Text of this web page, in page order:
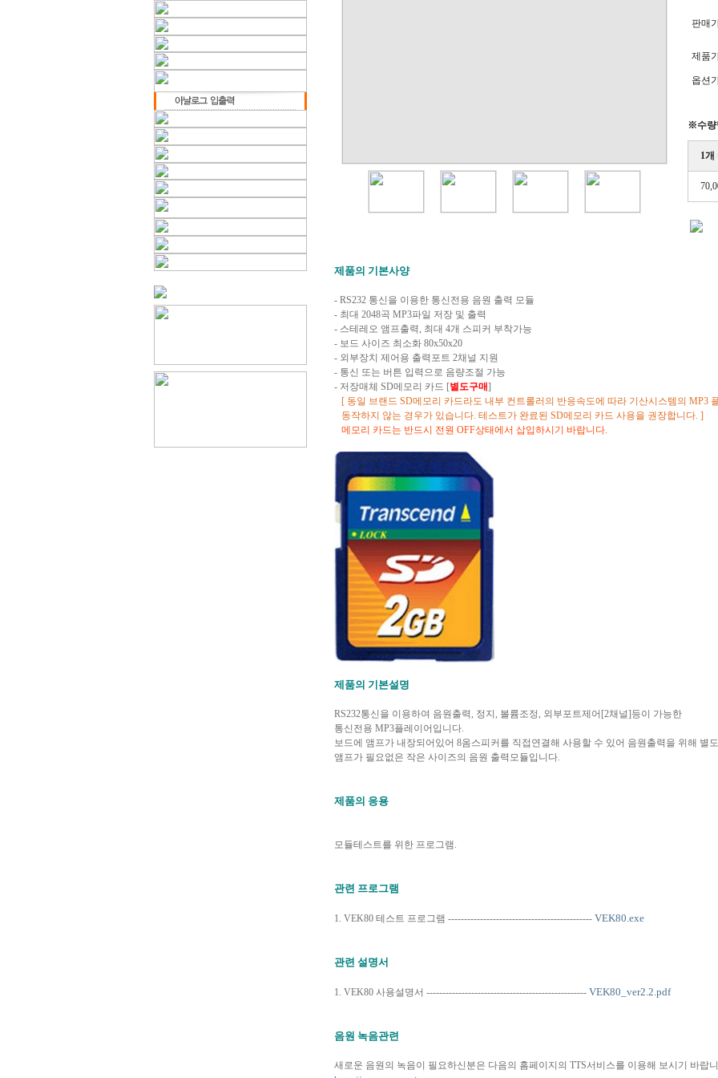
판매
제품
옵션
※수량
1개
제품의 기본사양
- RS232 통신을 이용한 통신전용 음원 출력 모듈
- 최대 2048곡 MP3파일 저장 및 출력
- 스테레오 앰프출력, 최대 4개 스피커 부착가능
- 보드 사이즈 최소화 80x50x20
- 외부장치 제어용 출력포트 2채널 지원
- 통신 또는 버튼 입력으로 음량조절 가능
- 저장매체 SD메모리 카드 [별도구매]
[ 동일 브랜드 SD메모리 카드라도 내부 컨트롤러의 반응속도에 따라 기산시스템의 MP3
동작하지 않는 경우가 있습니다. 테스트가 완료된 SD메모리 카드 사용을 권장합니다. ]
메모리 카드는 반드시 전원 OFF상태에서 삽입하시기 바랍니다.
제품의 기본설명
RS232통신을 이용하여 음원출력, 정지, 볼륨조정, 외부포트제어[2채널]등이 가능한
통신전용 MP3플레이어입니다.
보드에 앰프가 내장되어있어 8옴스피커를 직접연결해 사용할 수 있어 음원출력을 위해 별
앰프가 필요없은 작은 사이즈의 음원 출력모듈입니다.
제품의 응용
모듈테스트를 위한 프로그램.
관련 프로그램
1. VEK80 테스트 프로그램 --------------------------------------------- VEK80.exe
관련 설명서
1. VEK80 사용설명서 -------------------------------------------------- VEK80_ver2.2.pdf
음원 녹음관련
새로운 음원의 녹음이 필요하신분은 다음의 홈페이지의 TTS서비스를 이용해 보시기 바랍